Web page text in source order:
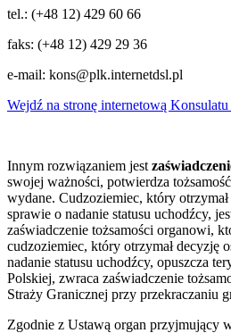
tel.: (+48 12) 429 60 66
faks: (+48 12) 429 29 36
e-mail: kons@plk.internetdsl.pl
Wejdź na stronę internetową
Innym rozwiązaniem jest
swojej ważności, potwierdza
wydane. Cudzoziemiec, który
sprawie o nadanie statusu uchodźcy,
zaświadczenie tożsamości organowi,
cudzoziemiec, który otrzymał decyzję
nadanie statusu uchodźcy, opuszcza
Polskiej, zwraca zaświadczenie
Straży Granicznej przy przekraczaniu
Zgodnie z Ustawą organ przyjmujący